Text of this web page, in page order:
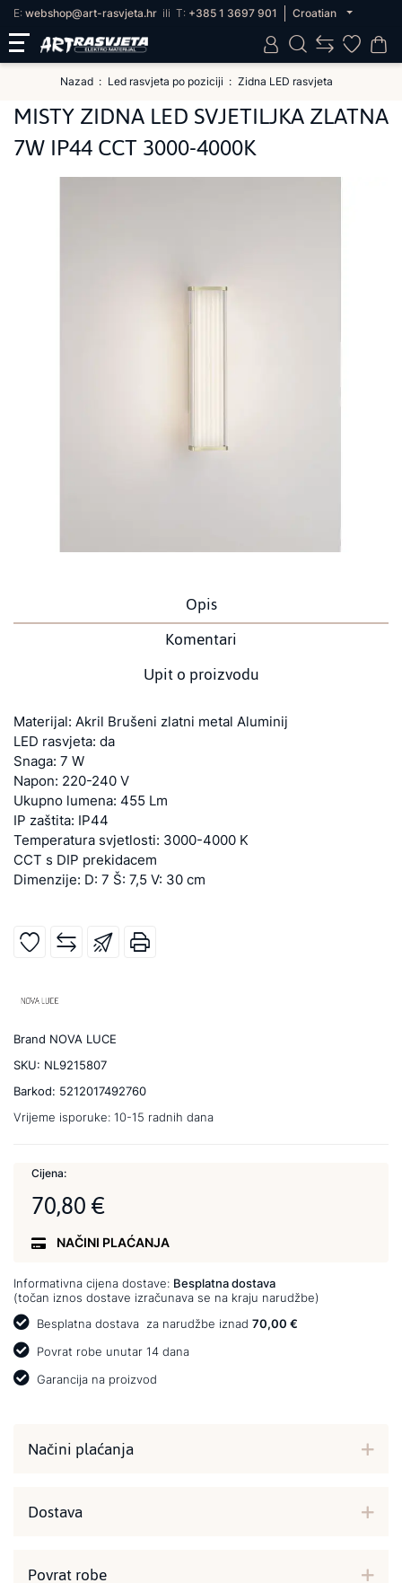
E: webshop@art-rasvjeta.hr ili T: +385 1 3697 901 Croatian
Nazad Led rasvjeta po poziciji Zidna LED rasvjeta
MISTY ZIDNA LED SVJETILJKA ZLATNA
7W IP44 CCT 3000-4000K
Opis
Komentari
Upit o proizvodu
Materijal: Akril Brušeni zlatni metal Aluminij
LED rasvjeta: da
Snaga: 7 W
Napon: 220-240 V
Ukupno lumena: 455 Lm
IP zaštita: IP44
Temperatura svjetlosti: 3000-4000 K
CCT s DIP prekidacem
Dimenzije: D: 7 Š: 7,5 V: 30 cm
Brand NOVA LUCE
SKU: NL9215807
Barkod: 5212017492760
Vrijeme isporuke: 10-15 radnih dana
Cijena:
70,80 €
NAČINI PLAĆANJA
Informativna cijena dostave: Besplatna dostava
(točan iznos dostave izračunava se na kraju narudžbe)
Besplatna dostava za narudžbe iznad 70,00 €
Povrat robe unutar 14 dana
Garancija na proizvod
Načini plaćanja
Dostava
Povrat robe